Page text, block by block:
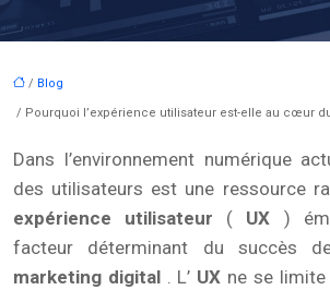
/ Blog
/ Pourquoi l’expérience utilisateur est-elle au cœur
Dans l’environnement numérique
des utilisateurs est une ressource
expérience utilisateur ( UX )
facteur déterminant du succès
marketing digital . L’ UX ne se limite